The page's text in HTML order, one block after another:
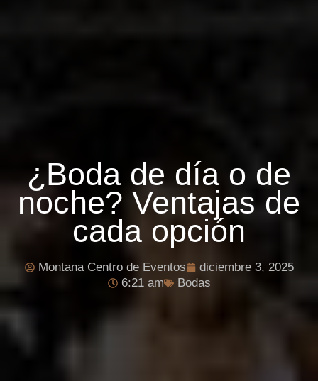
¿Boda de día o de
noche? Ventajas de
cada opción
Montana Centro de Eventos
diciembre 3, 2025
6:21 am
Bodas